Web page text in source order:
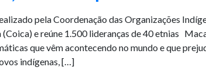
pela Coordenação das Organizações
e reúne 1.500 lideranças de 40 etnias
que vêm acontecendo no mundo e que
indígenas, […]